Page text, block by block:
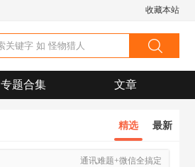
收藏本站
专题合集 文章
精选 最新
通讯难题+微信全搞定